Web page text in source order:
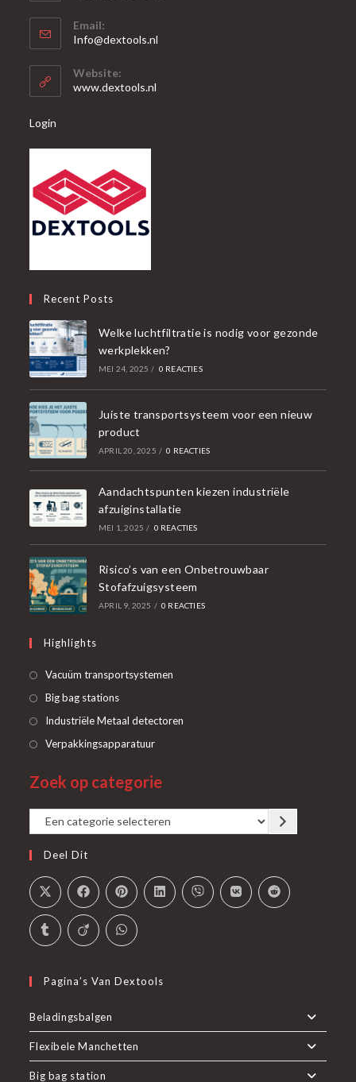
in
je
toepassing
Email:
Info@dextools.nl
Website:
www.dextools.nl
Login
Recent Posts
Welke luchtfiltratie is nodig voor gezonde
werkplekken?
MEI 24, 2025 / 0 REACTIES
Juiste transportsysteem voor een nieuw
product
APRIL 20, 2025 / 0 REACTIES
Aandachtspunten kiezen industriële
afzuiginstallatie
MEI 1, 2025 / 0 REACTIES
Risico’s van een Onbetrouwbaar
Stofafzuigsysteem
APRIL 9, 2025 / 0 REACTIES
Highlights
Vacuüm transportsystemen
Big bag stationsOpent
in
Industriële Metaal detectoren
VerpakkingsapparatuurOpent
een
tab
Zoek op categorie
Een
categorie
selecteren
Deel Dit
Pagina’s Van Dextools
Beladingsbalgen
Flexibele Manchetten
Big bag station